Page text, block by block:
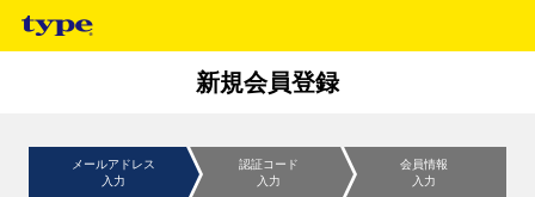
新規会員登録
メールアドレス
入力
認証コード
入力
会員情報
入力